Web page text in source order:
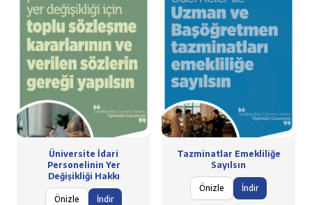
Üniversite İdari
Personelinin Yer
Değişikliği Hakkı
Önizle İndir
Tazminatlar Emekliliğe
Sayılsın
Önizle İndir